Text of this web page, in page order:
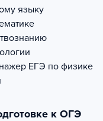
языку
ЕГЭ по физике
к ОГЭ